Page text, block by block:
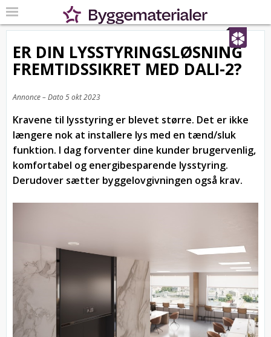
ER DIN LYSSTYRINGSLØSNING
FREMTIDSSIKRET MED DALI-2?
Annonce – Dato5 okt 2023
Kravene til lysstyring er blevet større. Det er ikke
længere nok at installere lys med en tænd/sluk
funktion. I dag forventer dine kunder brugervenlig,
komfortabel og energibesparende lysstyring.
Derudover sætter byggelovgivningen også krav.